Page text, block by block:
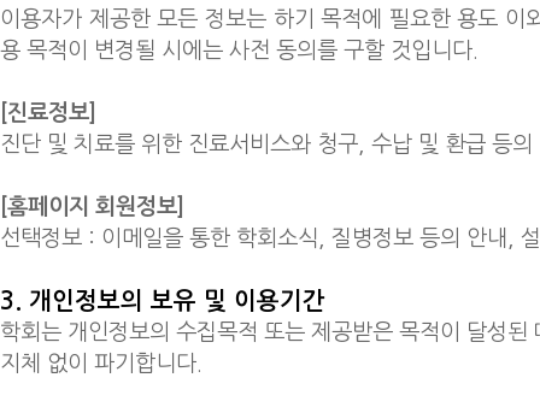
이용자가 제공한 모든 정보는 하기 목적에 필요한 용도 이
용 목적이 변경될 시에는 사전 동의를 구할 것입니다.
[진료정보]
진단 및 치료를 ​위한 진료서비스​와 청구, 수납 및 환급 등
[홈페이지 회원정보]
선택정보 : 이메일을 통한​ 학회소식, ​질병정보 등의 안내,
3. 개인정보의 보유 및 이용기간
학회는 개인정보의 수집목적 또는 제공받은 목적이 달성된
지체 없이 파기합니다.